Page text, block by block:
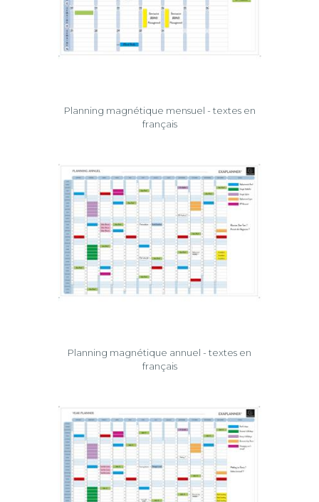
Planning magnétique mensuel - textes en
français
Planning magnétique annuel - textes en
français